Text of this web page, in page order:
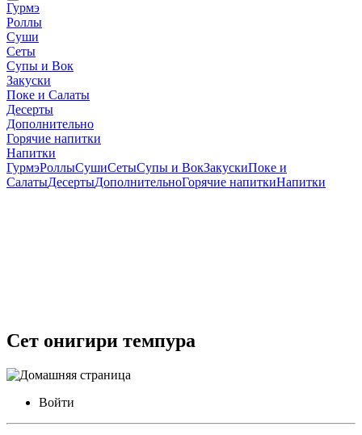
Гурмэ
Роллы
Суши
Сеты
Супы и Вок
Закуски
Поке и Салаты
Десерты
Дополнительно
Горячие напитки
Напитки
ГурмэРоллыСушиСетыСупы и ВокЗакускиПоке и
СалатыДесертыДополнительноГорячие напиткиНапитки
Сет онигири темпура
Войти